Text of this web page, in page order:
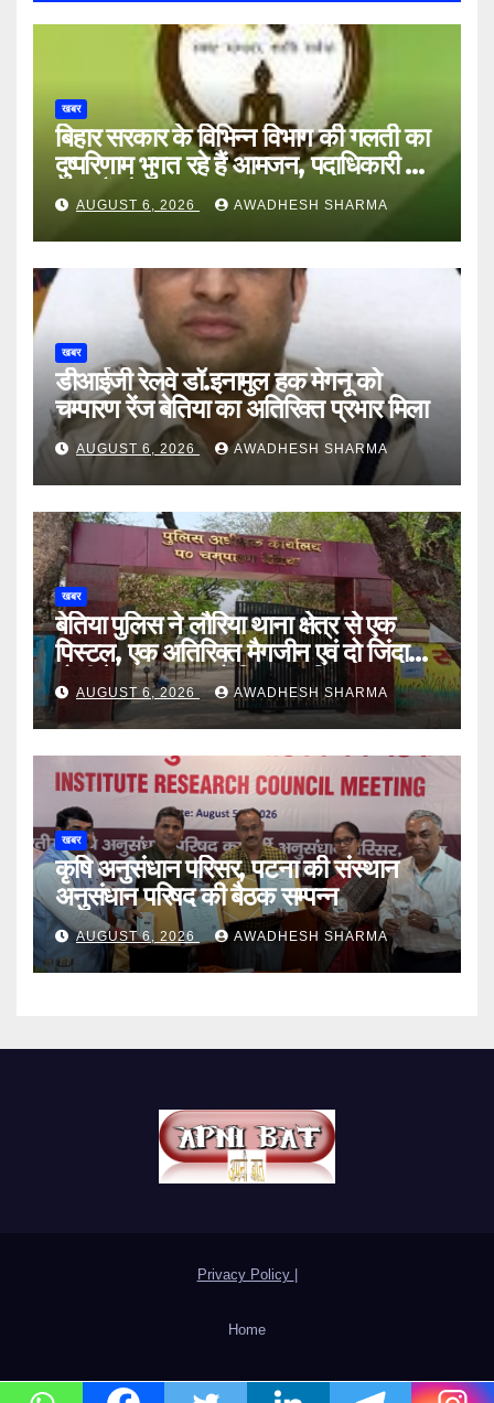
खबर
बिहार सरकार के विभिन्न विभाग की गलती का
दुष्परिणाम भुगत रहे हैं आमजन, पदाधिकारी और
अन्य हैं मौन
AUGUST 6, 2026 AWADHESH SHARMA
खबर
डीआईजी रेलवे डॉ.इनामुल हक मेगनू को
चम्पारण रेंज बेतिया का अतिरिक्त प्रभार मिला
AUGUST 6, 2026 AWADHESH SHARMA
खबर
बेतिया पुलिस ने लौरिया थाना क्षेत्र से एक
पिस्टल, एक अतिरिक्त मैगजीन एवं दो जिंदा
गोली के साथ एक को गिरफ्तार दिया
AUGUST 6, 2026 AWADHESH SHARMA
खबर
कृषि अनुसंधान परिसर, पटना की संस्थान
अनुसंधान परिषद की बैठक सम्पन्न
AUGUST 6, 2026 AWADHESH SHARMA
Privacy Policy
Home